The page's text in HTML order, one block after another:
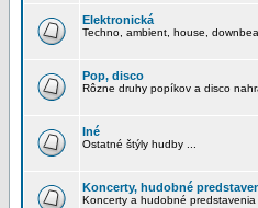
Elektronická
Techno, ambient, house,
Pop, disco
Rôzne druhy popíkov a disco
Iné
Ostatné štýly hudby ...
Koncerty, hudobné
Koncerty a hudobné